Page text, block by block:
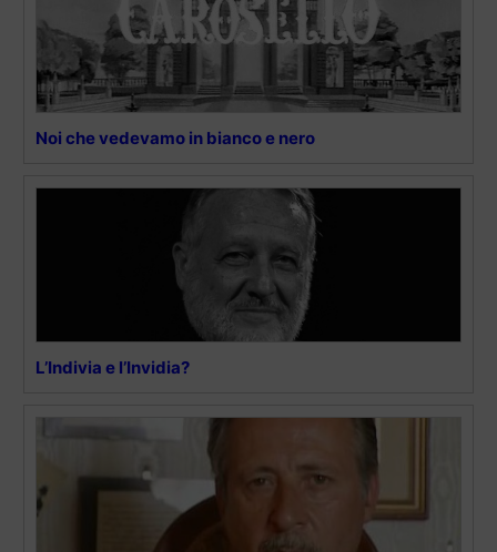
Noi che vedevamo in bianco e nero
L’Indivia e l’Invidia?